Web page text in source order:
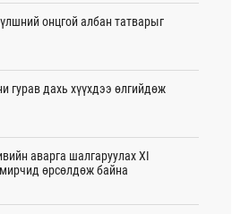
онцгой албан татварыг
гурав дахь хүүхдээ өлгийдөж
аварга шалгаруулах XI
өрсөлдөж байна